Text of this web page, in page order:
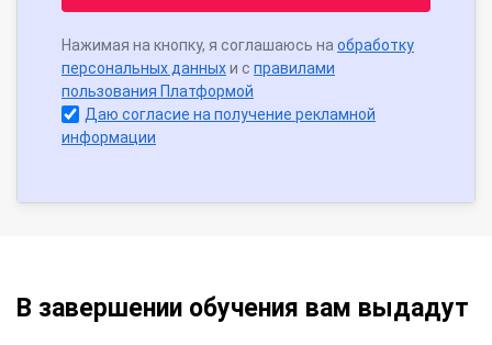
Нажимая на кнопку, я соглашаюсь на обработку
персональных данныхи с правилами
пользования Платформой
Даю согласие на получение рекламной
информации
В завершении обучения вам выдадут